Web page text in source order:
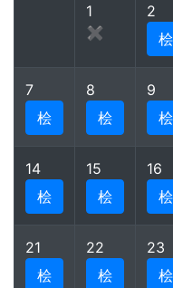
1
✖
2
桧
7
桧
8
桧
9
桧
14
桧
15
桧
16
桧
21
桧
22
桧
23
桧